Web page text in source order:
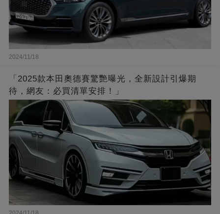
2024/11/18
「2025款本田奧德賽驚艷曝光，全新設計引爆期
待，網友：必買清單安排！」